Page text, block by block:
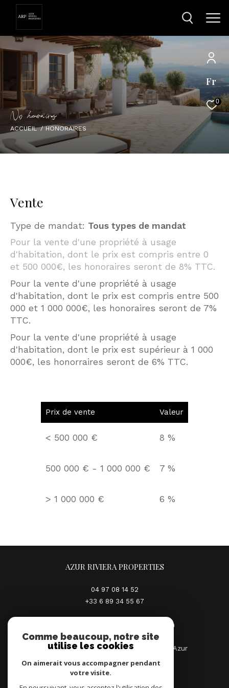
Fr
0
No hooaie
ACCUEIL HONORAIRES
Vente
Type de mandat: Tous types de mandat
Pour la vente d'une propriété à usage
d'habitation, dont le prix est compris entre 0
et 500 000€, les honoraires seront de 8% TTC.
Pour la vente d'une propriété à usage
d'habitation, dont le prix est compris entre 500
000 et 1 000 000€, les honoraires seront de 7%
TTC.
Pour la vente d'une propriété à usage
d'habitation, dont le prix est supérieur à 1 000
000€, les honorraires seront de 6% TTC.
Prix de vente Valeur
< 500 000 € 8 %
500 000 € - 1 000 000 € 7 %
> 1 000 000 € 6 %
AZUR RIVIERA PROPERTIES
04 97 08 14 52
+33 6 89 34 55 67
contact@azur-riviera-properties.com
80 rue du Maréchal Joffre Palais Rives d'Azur
06000 NICE
Comme beaucoup, notre site
utilise les cookies
On aimerait vous accompagner pendant
votre visite.